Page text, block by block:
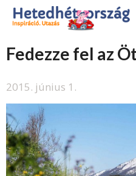
Fedezze fel az
2015. június 1.